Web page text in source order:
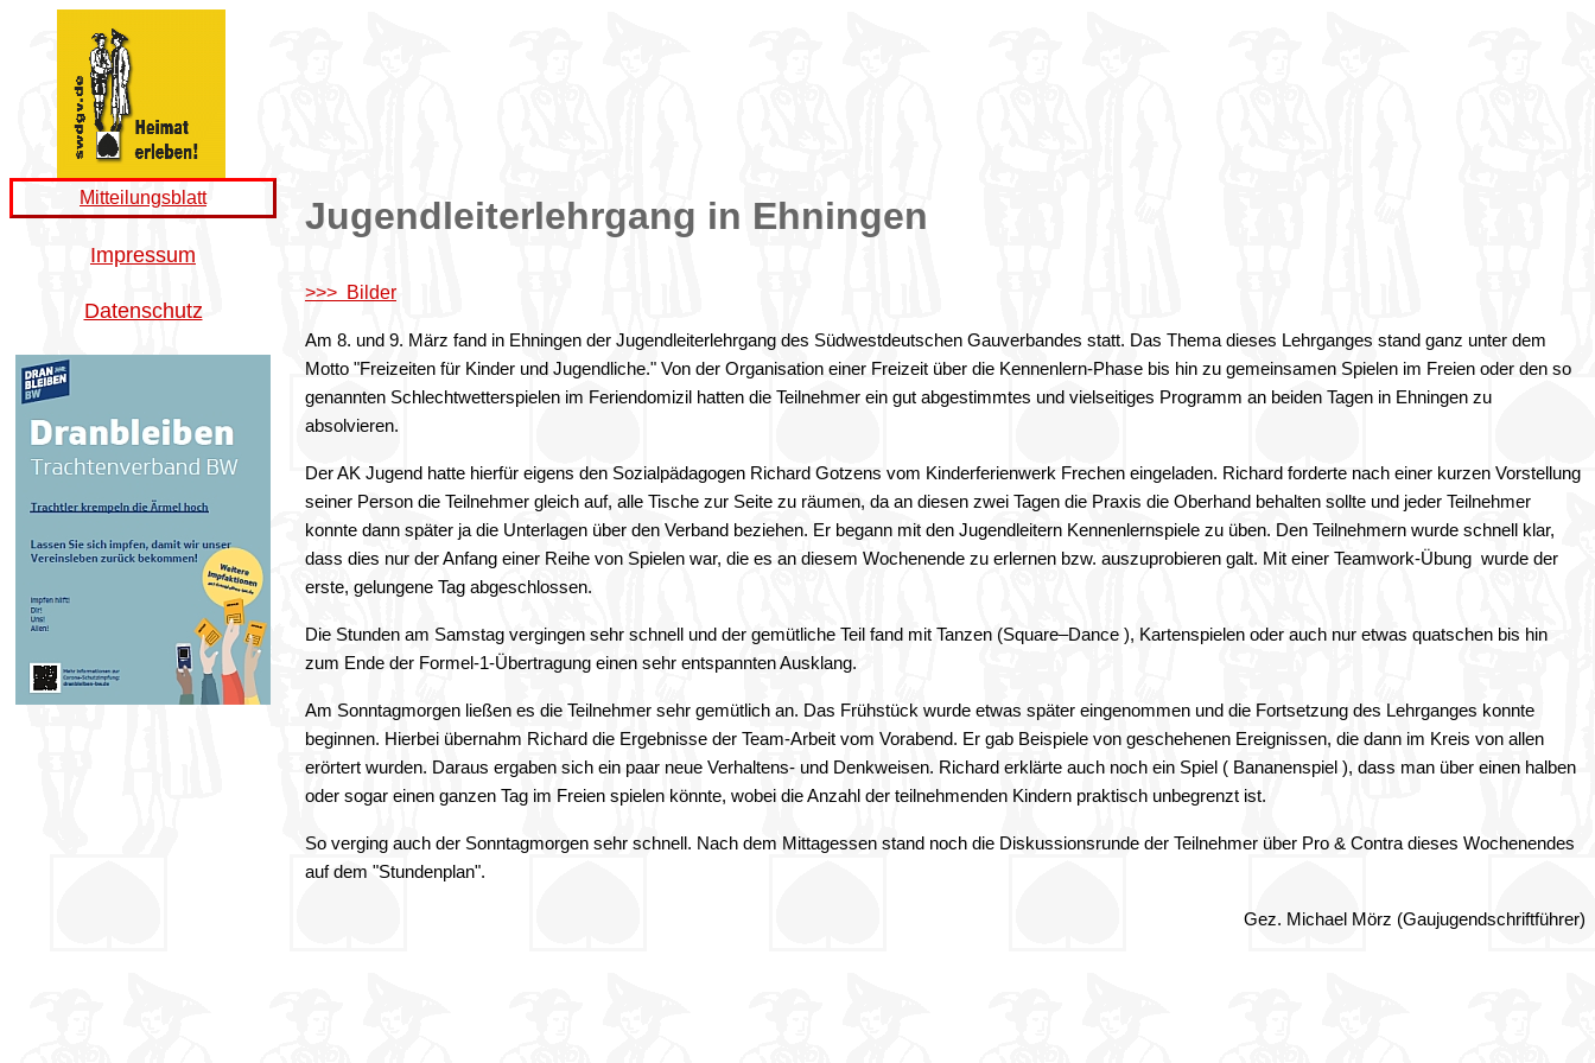
Mitteilungsblatt
Impressum
Datenschutz
Jugendleiterlehrgang in Ehningen
>>> Bilder
Am 8. und 9. März fand in Ehningen der Jugendleiterlehrgang des Südwestdeutschen Gauverbandes statt. Das Thema dieses Lehrganges stand ganz unter dem
Motto "Freizeiten für Kinder und Jugendliche." Von der Organisation einer Freizeit über die Kennenlern-Phase bis hin zu gemeinsamen Spielen im Freien oder den so
genannten Schlechtwetterspielen im Feriendomizil hatten die Teilnehmer ein gut abgestimmtes und vielseitiges Programm an beiden Tagen in Ehningen zu
absolvieren.
Der AK Jugend hatte hierfür eigens den Sozialpädagogen Richard Gotzens vom Kinderferienwerk Frechen eingeladen. Richard forderte nach einer kurzen Vorstellung
seiner Person die Teilnehmer gleich auf, alle Tische zur Seite zu räumen, da an diesen zwei Tagen die Praxis die Oberhand behalten sollte und jeder Teilnehmer
konnte dann später ja die Unterlagen über den Verband beziehen. Er begann mit den Jugendleitern Kennenlernspiele zu üben. Den Teilnehmern wurde schnell klar,
dass dies nur der Anfang einer Reihe von Spielen war, die es an diesem Wochenende zu erlernen bzw. auszuprobieren galt. Mit einer Teamwork-Übung wurde der
erste, gelungene Tag abgeschlossen.
Die Stunden am Samstag vergingen sehr schnell und der gemütliche Teil fand mit Tanzen (Square–Dance ), Kartenspielen oder auch nur etwas quatschen bis hin
zum Ende der Formel-1-Übertragung einen sehr entspannten Ausklang.
Am Sonntagmorgen ließen es die Teilnehmer sehr gemütlich an. Das Frühstück wurde etwas später eingenommen und die Fortsetzung des Lehrganges konnte
beginnen. Hierbei übernahm Richard die Ergebnisse der Team-Arbeit vom Vorabend. Er gab Beispiele von geschehenen Ereignissen, die dann im Kreis von allen
erörtert wurden. Daraus ergaben sich ein paar neue Verhaltens- und Denkweisen. Richard erklärte auch noch ein Spiel ( Bananenspiel ), dass man über einen halben
oder sogar einen ganzen Tag im Freien spielen könnte, wobei die Anzahl der teilnehmenden Kindern praktisch unbegrenzt ist.
So verging auch der Sonntagmorgen sehr schnell. Nach dem Mittagessen stand noch die Diskussionsrunde der Teilnehmer über Pro & Contra dieses Wochenendes
auf dem "Stundenplan".
Gez. Michael Mörz (Gaujugendschriftführer)